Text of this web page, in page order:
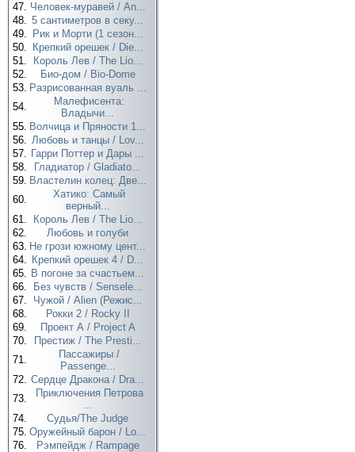
47. Человек-муравей / An...
48. 5 сантиметров в секу...
49.
Рик и Морти (1 сезон...
50.
Крепкий орешек / Die...
51.
Король Лев / The Lio...
52.
Био-дом / Bio-Dome
53. Разрисованная вуаль ...
54.
Малефисента:
Владычи...
55. Волчица и Пряности 1...
56. Любовь и танцы / Lov...
57. Гарри Поттер и Дары ...
58.
Гладиатор / Gladiato...
59. Властелин колец: Две...
60.
Хатико: Самый
верный...
61.
Король Лев / The Lio...
62.
Любовь и голуби
63. Не грози южному цент...
64. Крепкий орешек 4 / D...
65. В погоне за счастьем...
66.
Без чувств / Sensele...
67.
Чужой / Alien (Режис...
68.
Рокки 2 / Rocky II
69.
Проект А / Project A
70.
Престиж / The Presti...
71.
Пассажиры /
Passenge...
72. Сердце Дракона / Dra...
73.
Приключения Петрова
...
74.
Судья/The Judge
75. Оружейный барон / Lo...
76.
Рэмпейдж / Rampage